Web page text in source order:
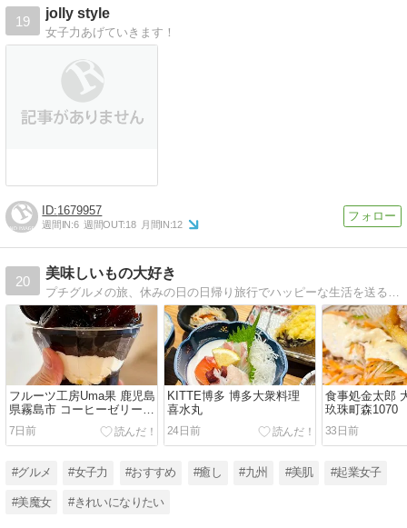
19
jolly style
女子力あげていきます！
1679957
週間IN:6 週間OUT:18 月間IN:12
20
美味しいもの大好き
フルーツ工房Uma果 鹿児島
県霧島市 コーヒーゼリーぱ
ふぇ
7日前
KITTE博多 博多大衆料理
喜水丸
24日前
食事処金太郎
玖珠町森1070
33日前
#グルメ #女子力 #おすすめ #癒し #九州 #美肌 #起業女子
#美魔女 #きれいになりたい